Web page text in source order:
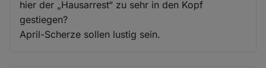
hier der „Hausarrest“ zu sehr in den Kopf
gestiegen?
April-Scherze sollen lustig sein.